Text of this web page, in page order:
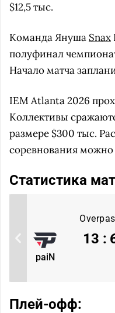
$12,5 тыс.
Команда Януша Snax
полуфинал
Начало матча
IEM Atlanta 2026
Коллективы
размере $300 тыс.
соревнования можно
Статистика
paiN
13 :
Плей-офф: